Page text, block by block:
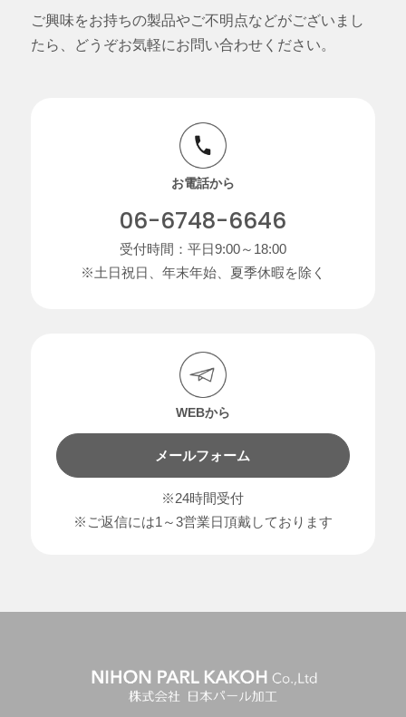
ご興味をお持ちの製品やご不明点などがございまし
たら、どうぞお気軽にお問い合わせください。
お電話から
06-6748-6646
受付時間：平日9:00～18:00
※土日祝日、年末年始、夏季休暇を除く
WEBから
メールフォーム
※24時間受付
※ご返信には1～3営業日頂戴しております